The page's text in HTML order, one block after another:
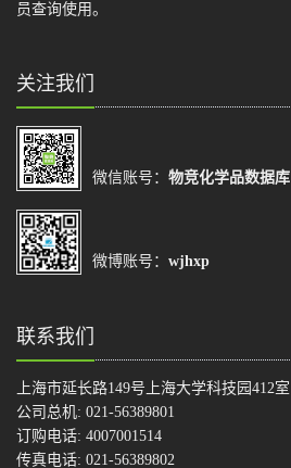
员查询使用。
关注我们
微信账号： 物竞化学品数据库
微博账号： wjhxp
联系我们
上海市延长路149号上海大学科技园412室
公司总机: 021-56389801
订购电话: 4007001514
传真电话: 021-56389802